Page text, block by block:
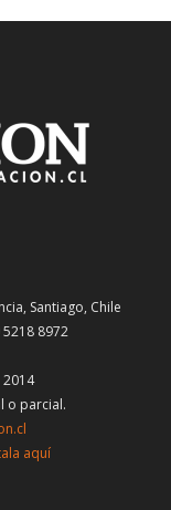
Santiago, Chile
8972
2014
o parcial.
aquí